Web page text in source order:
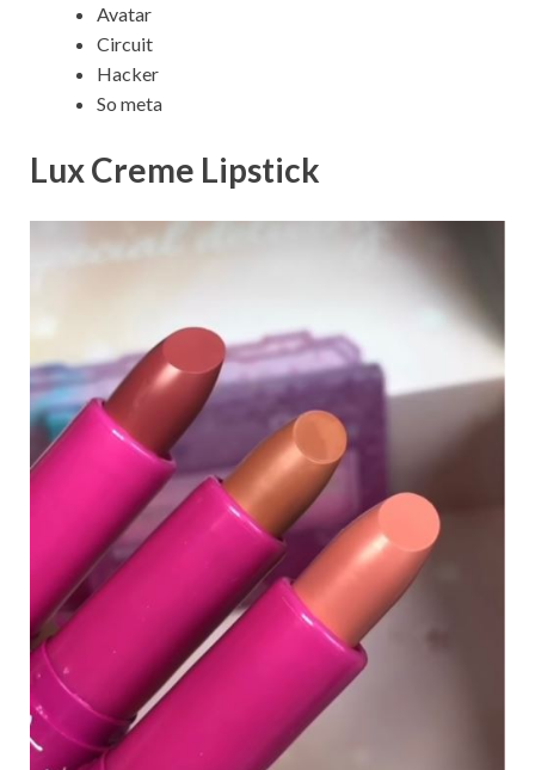
Avatar
Circuit
Hacker
So meta
Lux Creme Lipstick